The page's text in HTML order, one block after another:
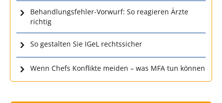
Behandlungsfehler-Vorwurf: So reagieren Ärzte
richtig
So gestalten Sie IGeL rechtssicher
Wenn Chefs Konflikte meiden – was MFA tun können